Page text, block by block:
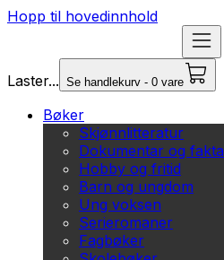
Hopp til hovedinnhold
Laster... Se handlekurv - 0 vare
Bøker
Skjønnlitteratur
Dokumentar og fakta
Hobby og fritid
Barn og ungdom
Ung voksen
Serieromaner
Fagbøker